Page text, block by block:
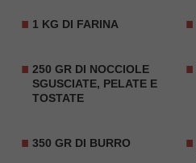
1 KG DI FARINA
250 GR DI NOCCIOLE
SGUSCIATE, PELATE E
TOSTATE
350 GR DI BURRO